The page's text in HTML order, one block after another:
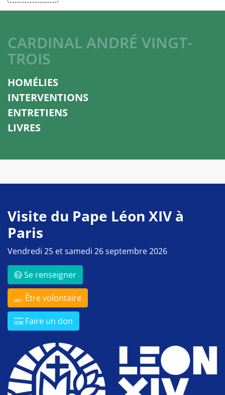
CARDINAL ANDRÉ VINGT-
TROIS
HOMÉLIES
INTERVENTIONS
ENTRETIENS
LIVRES
Visite du Pape Léon XIV à
Paris
Vendredi 25 et samedi 26 septembre 2026
Se renseigner
Être volontaire
Faire un don